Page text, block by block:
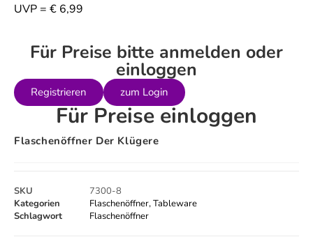
UVP = € 6,99
Für Preise bitte anmelden oder
einloggen
Registrieren zum Login
Für Preise einloggen
Flaschenöffner Der Klügere
SKU
7300-8
Kategorien
Flaschenöffner,Tableware
Schlagwort
Flaschenöffner